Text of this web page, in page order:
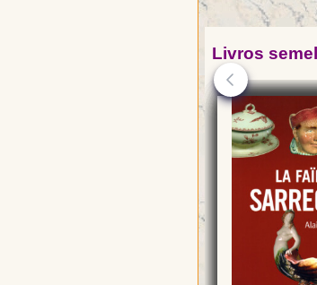
Livros